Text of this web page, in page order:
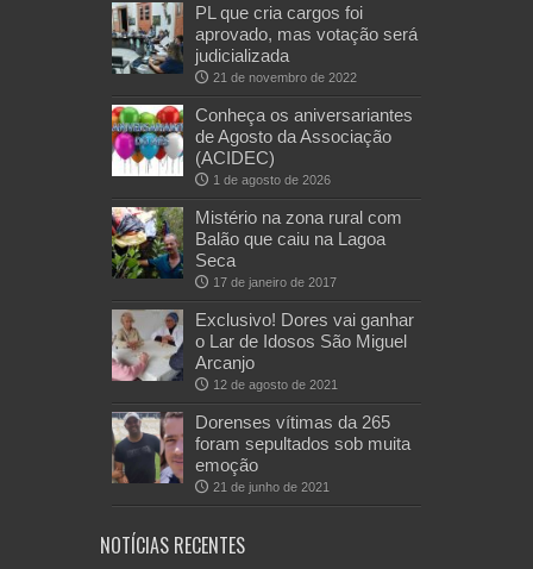
PL que cria cargos foi
aprovado, mas votação será
judicializada
21 de novembro de 2022
Conheça os aniversariantes
de Agosto da Associação
(ACIDEC)
1 de agosto de 2026
Mistério na zona rural com
Balão que caiu na Lagoa
Seca
17 de janeiro de 2017
Exclusivo! Dores vai ganhar
o Lar de Idosos São Miguel
Arcanjo
12 de agosto de 2021
Dorenses vítimas da 265
foram sepultados sob muita
emoção
21 de junho de 2021
NOTÍCIAS RECENTES